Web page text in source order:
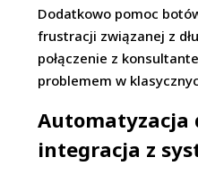
Dodatkowo pomoc
frustracji związanej z
połączenie z
problemem w
Automatyzacja
integracja z